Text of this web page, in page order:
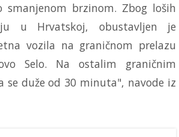
smanjenom brzinom. Zbog loših
u Hrvatskoj, obustavljen je
vozila na graničnom prelazu
Selo. Na ostalim graničnim
se duže od 30 minuta", navode iz